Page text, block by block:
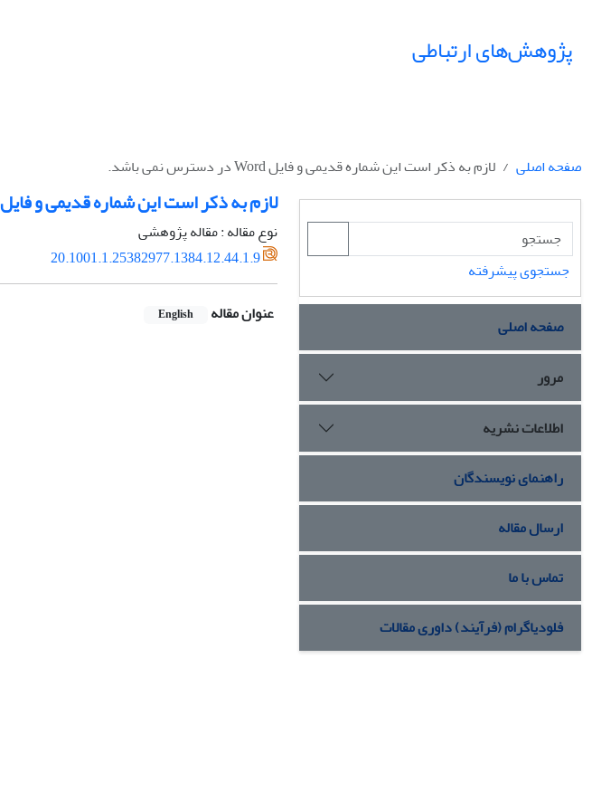
پژوهش‌های ارتباطی
صفحه اصلی لازم به ذکر است این شماره قدیمی و فایل Word در دسترس نمی باشد.
لازم به ذکر است این شماره قدیمی و فایل Word در دسترس نمی باشد.
نوع مقاله : مقاله پژوهشی
20.1001.1.25382977.1384.12.44.1.9
عنوان مقاله English
جستجوی پیشرفته
صفحه اصلی
مرور
اطلاعات نشریه
راهنمای نویسندگان
ارسال مقاله
تماس با ما
فلودیاگرام (فرآیند) داوری مقالات